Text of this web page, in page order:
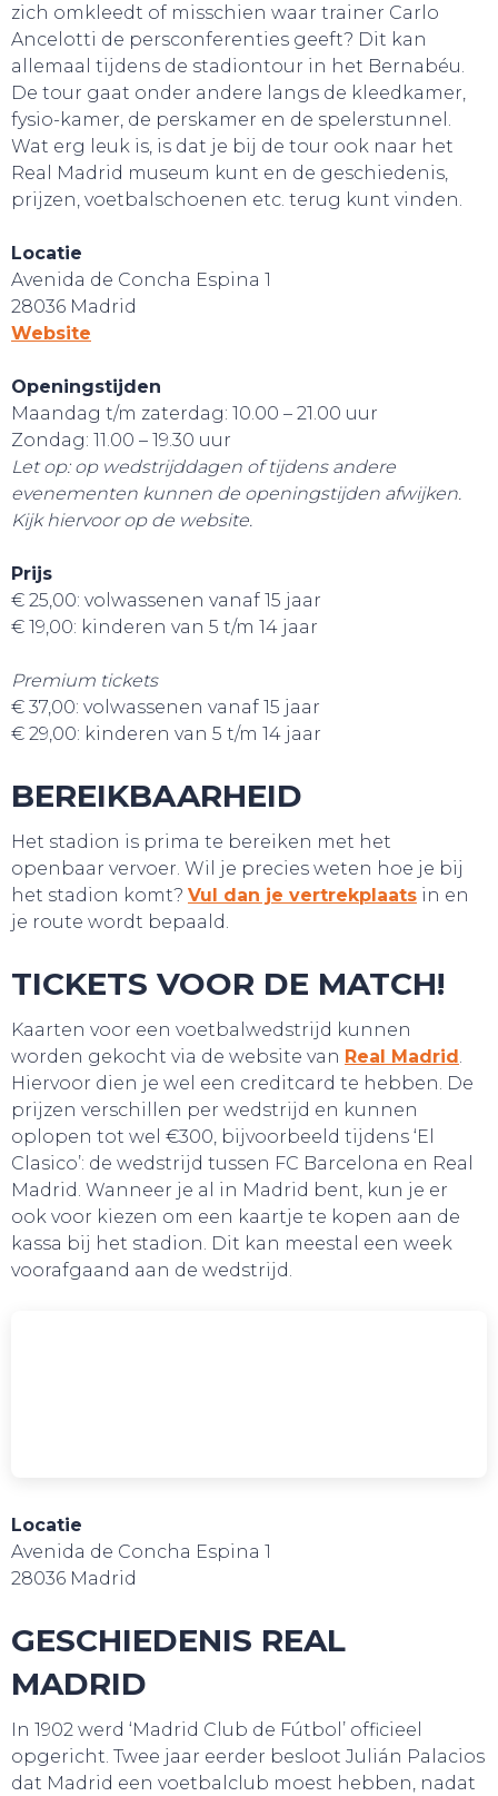
WEBSHOP
zich omkleedt of misschien waar trainer Carlo
Ancelotti de persconferenties geeft? Dit kan
allemaal tijdens de stadiontour in het Bernabéu.
De tour gaat onder andere langs de kleedkamer,
fysio-kamer, de perskamer en de spelerstunnel.
Wat erg leuk is, is dat je bij de tour ook naar het
Real Madrid museum kunt en de geschiedenis,
prijzen, voetbalschoenen etc. terug kunt vinden.
Locatie
Avenida de Concha Espina 1
28036 Madrid
Website
Openingstijden
Maandag t/m zaterdag: 10.00 – 21.00 uur
Zondag: 11.00 – 19.30 uur
Let op: op wedstrijddagen of tijdens andere
evenementen kunnen de openingstijden afwijken.
Kijk hiervoor op de website.
Prijs
€ 25,00: volwassenen vanaf 15 jaar
€ 19,00: kinderen van 5 t/m 14 jaar
Premium tickets
€ 37,00: volwassenen vanaf 15 jaar
€ 29,00: kinderen van 5 t/m 14 jaar
BEREIKBAARHEID
Het stadion is prima te bereiken met het
openbaar vervoer. Wil je precies weten hoe je bij
het stadion komt? Vul dan je vertrekplaats in en
je route wordt bepaald.
TICKETS VOOR DE MATCH!
Kaarten voor een voetbalwedstrijd kunnen
worden gekocht via de website van Real Madrid.
Hiervoor dien je wel een creditcard te hebben. De
prijzen verschillen per wedstrijd en kunnen
oplopen tot wel €300, bijvoorbeeld tijdens ‘El
Clasico’: de wedstrijd tussen FC Barcelona en Real
Madrid. Wanneer je al in Madrid bent, kun je er
ook voor kiezen om een kaartje te kopen aan de
kassa bij het stadion. Dit kan meestal een week
voorafgaand aan de wedstrijd.
Locatie
Avenida de Concha Espina 1
28036 Madrid
GESCHIEDENIS REAL
MADRID
In 1902 werd ‘Madrid Club de Fútbol’ officieel
opgericht. Twee jaar eerder besloot Julián Palacios
dat Madrid een voetbalclub moest hebben, nadat